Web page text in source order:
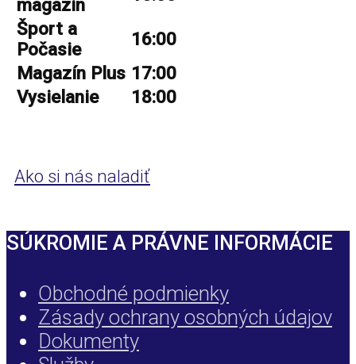
magazin
Šport a
Počasie
16:00
Magazín Plus 17:00
Vysielanie
18:00
Ako si nás naladiť
SÚKROMIE A PRÁVNE INFORMÁCIE
Obchodné podmienky
Zásady ochrany osobných údajov
Dokumenty